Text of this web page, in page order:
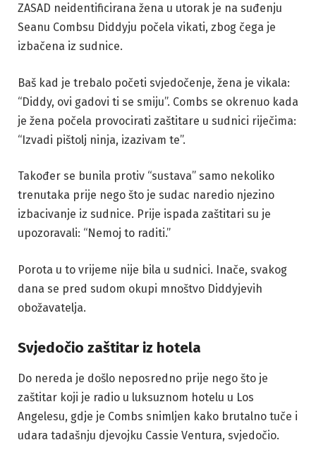
ZASAD neidentificirana žena u utorak je na suđenju
Seanu Combsu Diddyju počela vikati, zbog čega je
izbačena iz sudnice.
Baš kad je trebalo početi svjedočenje, žena je vikala:
“Diddy, ovi gadovi ti se smiju”. Combs se okrenuo kada
je žena počela provocirati zaštitare u sudnici riječima:
“Izvadi pištolj ninja, izazivam te”.
Također se bunila protiv “sustava” samo nekoliko
trenutaka prije nego što je sudac naredio njezino
izbacivanje iz sudnice. Prije ispada zaštitari su je
upozoravali: “Nemoj to raditi.”
Porota u to vrijeme nije bila u sudnici. Inače, svakog
dana se pred sudom okupi mnoštvo Diddyjevih
obožavatelja.
Svjedočio zaštitar iz hotela
Do nereda je došlo neposredno prije nego što je
zaštitar koji je radio u luksuznom hotelu u Los
Angelesu, gdje je Combs snimljen kako brutalno tuče i
udara tadašnju djevojku Cassie Ventura, svjedočio.